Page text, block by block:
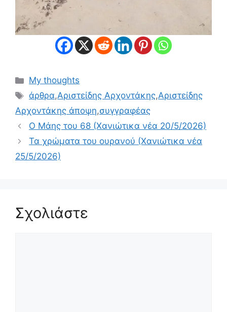
Κατηγορίες
My thoughts
Ετικέτες
άρθρα,Αριστείδης Αρχοντάκης,Αριστείδης
Αρχοντάκης άποψη,συγγραφέας
Ο Μάης του 68 (Χανιώτικα νέα 20/5/2026)
Τα χρώματα του ουρανού (Χανιώτικα νέα
25/5/2026)
Σχολιάστε